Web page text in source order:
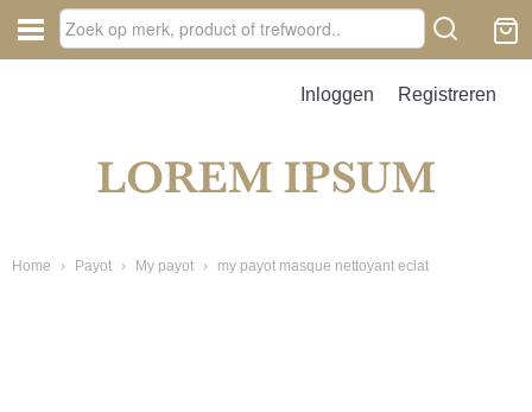
Inloggen Registreren
Home › Payot › My payot › my payot masque nettoyant eclat